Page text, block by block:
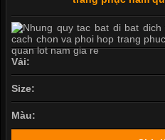
Vải:
Size:
Màu: